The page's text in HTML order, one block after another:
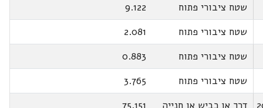
שטח ציבורי פתוח
9.122
שטח ציבורי פתוח
2.081
שטח ציבורי פתוח
0.883
שטח ציבורי פתוח
3.765